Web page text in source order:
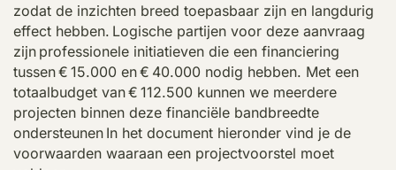
zodat de inzichten breed toepasbaar zijn en langdurig
effect hebben. Logische partijen voor deze aanvraag
zijn professionele initiatieven die een financiering
tussen € 15.000 en € 40.000 nodig hebben. Met een
totaalbudget van € 112.500 kunnen we meerdere
projecten binnen deze financiële bandbreedte
ondersteunen In het document hieronder vind je de
voorwaarden waaraan een projectvoorstel moet